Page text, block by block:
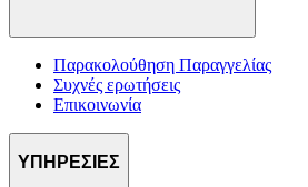
Παρακολούθηση Παραγγελίας
Συχνές ερωτήσεις
Επικοινωνία
ΥΠΗΡΕΣΙΕΣ